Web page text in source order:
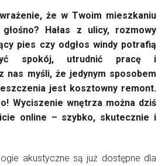
że w Twoim mieszkaniu
Hałas z ulicy, rozmowy
pies czy odgłos windy potrafią
spokój, utrudnić pracę i
nas myśli, że jedynym sposobem
jest kosztowny remont.
Wyciszenie wnętrza można dziś
online – szybko, skutecznie i
akustyczne są już dostępne dla